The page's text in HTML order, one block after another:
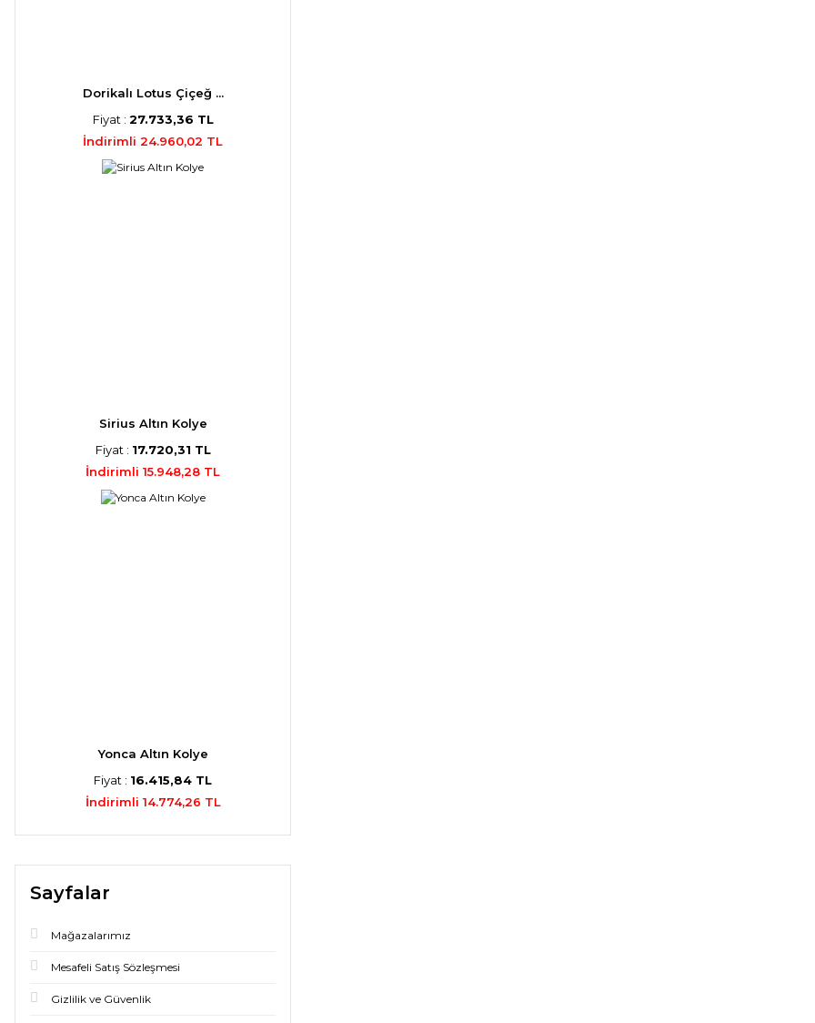
Dorikalı Lotus Çiçeğ ...
Fiyat : 27.733,36 TL
İndirimli 24.960,02 TL
Sirius Altın Kolye
Fiyat : 17.720,31 TL
İndirimli 15.948,28 TL
Yonca Altın Kolye
Fiyat : 16.415,84 TL
İndirimli 14.774,26 TL
Sayfalar
Mağazalarımız
Mesafeli Satış Sözleşmesi
Gizlilik ve Güvenlik